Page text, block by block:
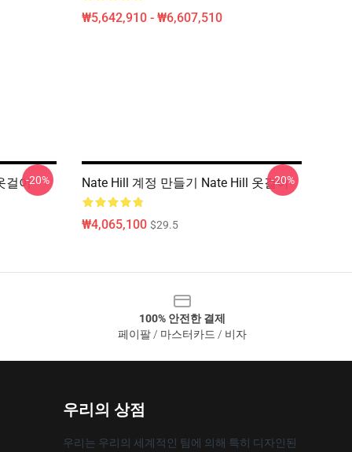
₩5,642,910 - ₩6,607,510
걸이-20% Nate Hill 계정 만들기 Nate Hill 옷걸이
₩4,065,100 $29.5
-20%
100% 안전한 결제
페이팔 / 마스터카드 / 비자
우리의 상점
우리는 우리의 세계적인 팀에 의해 특히 디자인된